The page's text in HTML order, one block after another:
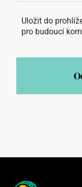
Uložit do
pro budoucí